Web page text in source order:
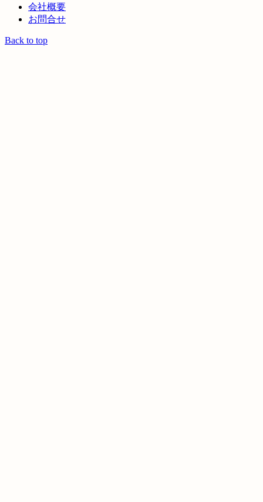
会社概要
お問合せ
Back to top